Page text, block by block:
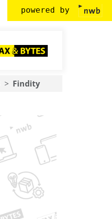
powered by
Findity